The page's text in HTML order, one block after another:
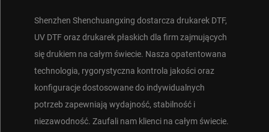
Shenzhen Shenchuangxing dostarcza drukarek DTF,
UV DTF oraz drukarek płaskich dla firm zajmujących
się drukiem na całym świecie. Nasza opatentowana
technologia, rygorystyczna kontrola jakości oraz
konfiguracje dostosowane do indywidualnych
potrzeb zapewniają wydajność, stabilność i
niezawodność. Zaufali nam klienci na całym świecie.